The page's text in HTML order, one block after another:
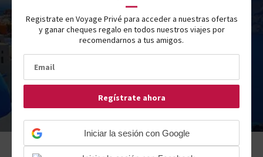
VIAJES DE ALTA GAMA NEGOCIADOS POR VOYAGE PRIVÉ,
CON DESCUENTOS HASTA -80%
Registrate en Voyage Privé para acceder a nuestras ofertas
y ganar cheques regalo en todos nuestros viajes por
recomendarnos a tus amigos.
Regístrate ahora
Iniciar la sesión con Google